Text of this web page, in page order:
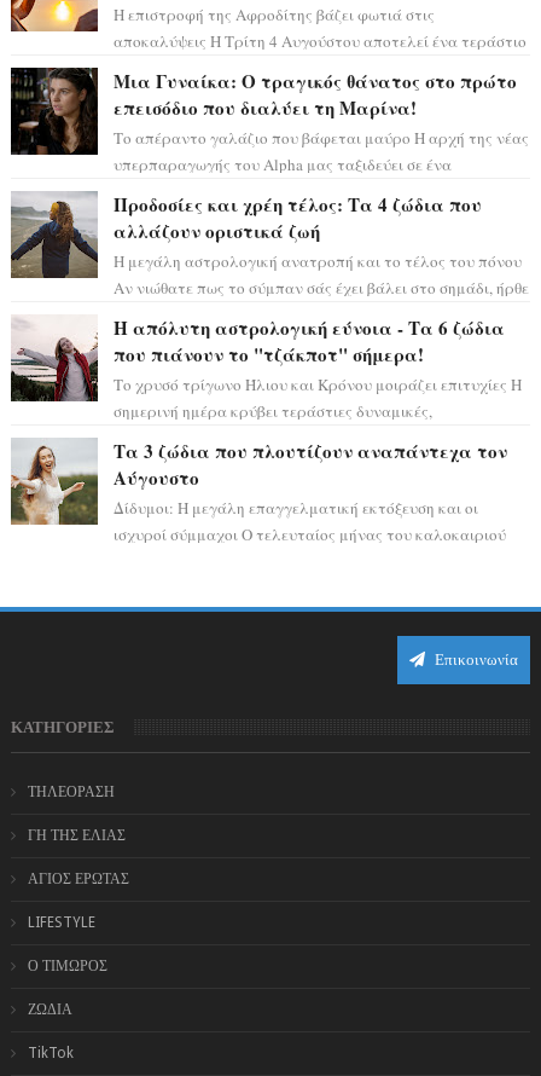
Η επιστροφή της Αφροδίτης βάζει φωτιά στις
αποκαλύψεις Η Τρίτη 4 Αυγούστου αποτελεί ένα τεράστιο
Μια Γυναίκα: Ο τραγικός θάνατος στο πρώτο
επεισόδιο που διαλύει τη Μαρίνα!
Το απέραντο γαλάζιο που βάφεται μαύρο Η αρχή της νέας
υπερπαραγωγής του Alpha μας ταξιδεύει σε ένα
Προδοσίες και χρέη τέλος: Τα 4 ζώδια που
αλλάζουν οριστικά ζωή
Η μεγάλη αστρολογική ανατροπή και το τέλος του πόνου
Αν νιώθατε πως το σύμπαν σάς έχει βάλει στο σημάδι, ήρθε
Η απόλυτη αστρολογική εύνοια - Τα 6 ζώδια
που πιάνουν το "τζάκποτ" σήμερα!
Το χρυσό τρίγωνο Ήλιου και Κρόνου μοιράζει επιτυχίες Η
σημερινή ημέρα κρύβει τεράστιες δυναμικές,
Τα 3 ζώδια που πλουτίζουν αναπάντεχα τον
Αύγουστο
Δίδυμοι: Η μεγάλη επαγγελματική εκτόξευση και οι
ισχυροί σύμμαχοι Ο τελευταίος μήνας του καλοκαιριού
Επικοινωνία
ΚΑΤΗΓΟΡΙΕΣ
ΤΗΛΕΟΡΑΣΗ
ΓΗ ΤΗΣ ΕΛΙΑΣ
ΑΓΙΟΣ ΕΡΩΤΑΣ
LIFESTYLE
Ο ΤΙΜΩΡΟΣ
ΖΩΔΙΑ
TikTok